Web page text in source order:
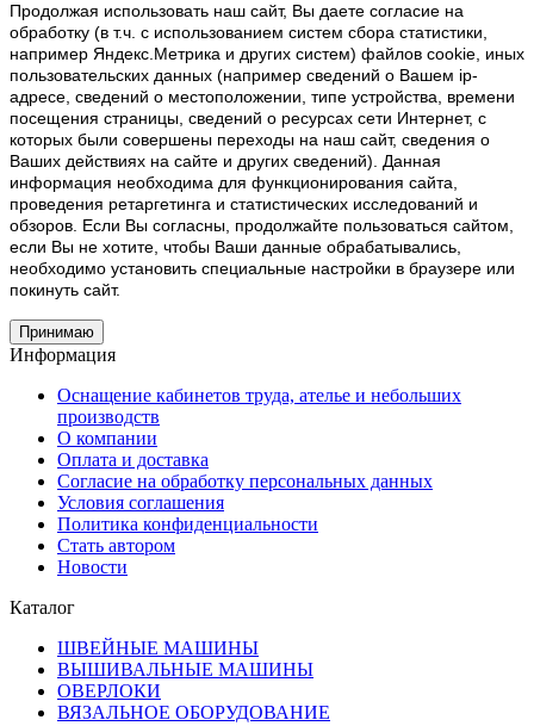
Продолжая использовать наш cайт, Вы даете согласие на
обработку (в т.ч. с использованием систем сбора статистики,
например Яндекс.Метрика и других систем) файлов cookie, иных
пользовательских данных (например сведений о Вашем ip-
адресе, сведений о местоположении, типе устройства, времени
посещения страницы, сведений о ресурсах сети Интернет, с
которых были совершены переходы на наш сайт, сведения о
Ваших действиях на сайте и других сведений). Данная
информация необходима для функционирования сайта,
проведения ретаргетинга и статистических исследований и
обзоров. Если Вы согласны, продолжайте пользоваться сайтом,
если Вы не хотите, чтобы Ваши данные обрабатывались,
необходимо установить специальные настройки в браузере или
покинуть сайт.
Принимаю
Информация
Оснащение кабинетов труда, ателье и небольших
производств
О компании
Оплата и доставка
Согласие на обработку персональных данных
Условия соглашения
Политика конфиденциальности
Стать автором
Новости
Каталог
ШВЕЙНЫЕ МАШИНЫ
ВЫШИВАЛЬНЫЕ МАШИНЫ
ОВЕРЛОКИ
ВЯЗАЛЬНОЕ ОБОРУДОВАНИЕ